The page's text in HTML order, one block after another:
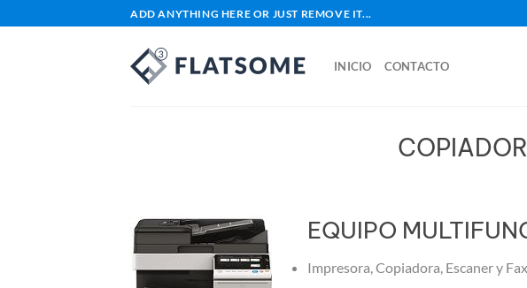
al
ADD ANYTHING HERE OR JUST REMOVE IT...
INICIO CONTACTO
EQUIPO
Impresora, Copiadora, Escaner y